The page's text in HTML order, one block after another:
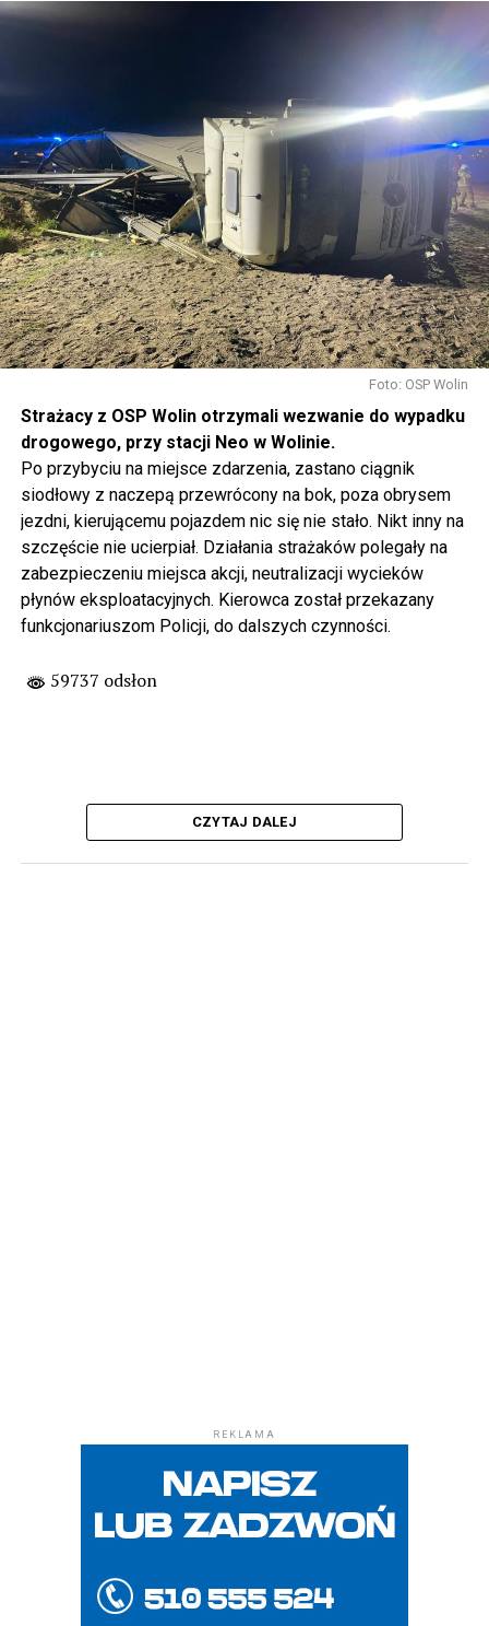
Foto: OSP Wolin
Strażacy z OSP Wolin otrzymali wezwanie do wypadku
drogowego, przy stacji Neo w Wolinie.
Po przybyciu na miejsce zdarzenia, zastano ciągnik
siodłowy z naczepą przewrócony na bok, poza obrysem
jezdni, kierującemu pojazdem nic się nie stało. Nikt inny na
szczęście nie ucierpiał. Działania strażaków polegały na
zabezpieczeniu miejsca akcji, neutralizacji wycieków
płynów eksploatacyjnych. Kierowca został przekazany
funkcjonariuszom Policji, do dalszych czynności.
59737 odsłon
CZYTAJ DALEJ
REKLAMA